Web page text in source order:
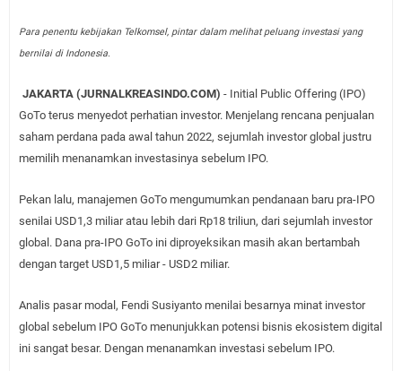
Para penentu kebijakan Telkomsel, pintar dalam melihat peluang investasi yang
bernilai di Indonesia.
JAKARTA (JURNALKREASINDO.COM) - Initial Public Offering (IPO)
GoTo terus menyedot perhatian investor. Menjelang rencana penjualan
saham perdana pada awal tahun 2022, sejumlah investor global justru
memilih menanamkan investasinya sebelum IPO.
Pekan lalu, manajemen GoTo mengumumkan pendanaan baru pra-IPO
senilai USD1,3 miliar atau lebih dari Rp18 triliun, dari sejumlah investor
global. Dana pra-IPO GoTo ini diproyeksikan masih akan bertambah
dengan target USD1,5 miliar - USD2 miliar.
Analis pasar modal, Fendi Susiyanto menilai besarnya minat investor
global sebelum IPO GoTo menunjukkan potensi bisnis ekosistem digital
ini sangat besar. Dengan menanamkan investasi sebelum IPO.